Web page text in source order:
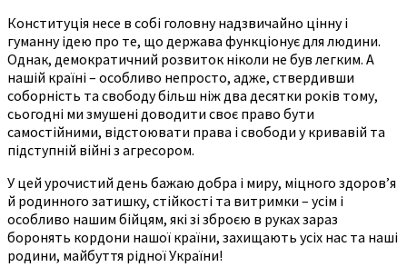
Конституція несе в собі головну надзвичайно цінну і
гуманну ідею про те, що держава функціонує для людини.
Однак, демократичний розвиток ніколи не був легким. А
нашій країні – особливо непросто, адже, ствердивши
соборність та свободу більш ніж два десятки років тому,
сьогодні ми змушені доводити своє право бути
самостійними, відстоювати права і свободи у кривавій та
підступній війні з агресором.
У цей урочистий день бажаю добра і миру, міцного здоров’я
й родинного затишку, стійкості та витримки – усім і
особливо нашим бійцям, які зі зброєю в руках зараз
боронять кордони нашої країни, захищають усіх нас та наші
родини, майбуття рідної України!